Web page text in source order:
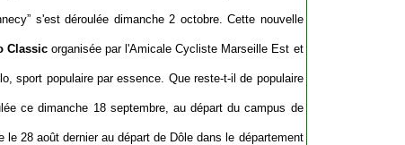
s'est déroulée dimanche 2 octobre. Cette nouvelle
Classicorganisée par l'Amicale Cycliste Marseille Est et
sport populaire par essence. Que reste-t-il de populaire
ce dimanche 18 septembre, au départ du campus de
le 28 août dernier au départ de Dôle dans le département